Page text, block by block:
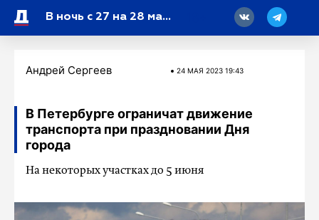
В ночь с 27 на 28 мая метро и 11 наземных маршрутов будут работать круглосуточно
Андрей Сергеев 24 МАЯ 2023 19:43
В Петербурге ограничат движение
транспорта при праздновании Дня
города
На некоторых участках до 5 июня